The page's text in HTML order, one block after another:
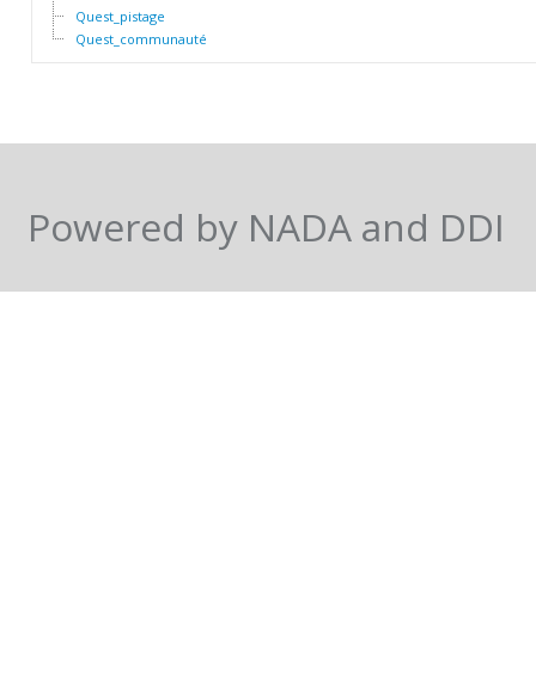
Quest_pistage
Quest_communauté
Powered by NADA and DDI